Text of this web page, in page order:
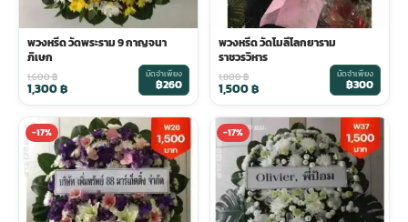
พวงหรีด วัดพระราม 9 กาญจนา
ภิเษก
1,600฿
1,300฿
มัดจำเพียง
฿260
พวงหรีด วัดโมลีโลกยาราม
ราชวรวิหาร
1,800฿
1,500฿
มัดจำเพียง
฿300
-17% -17%